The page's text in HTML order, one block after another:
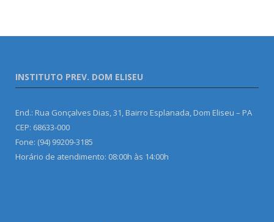
INSTITUTO PREV. DOM ELISEU
End.: Rua Gonçalves Dias, 31, Bairro Esplanada, Dom Eliseu – PA
CEP: 68633-000
Fone: (94) 99209-3185
Horário de atendimento: 08:00h às 14:00h